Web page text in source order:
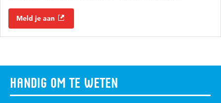
Meld je aan
Handig om te weten